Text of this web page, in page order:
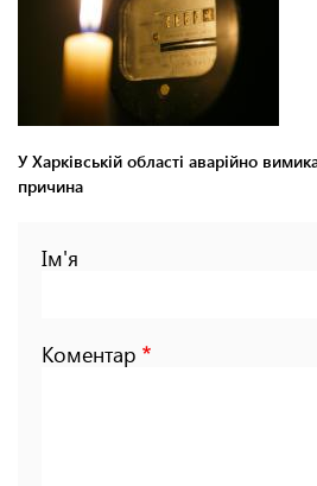
У Харківській області аварійно
причина
Ім'я
Коментар